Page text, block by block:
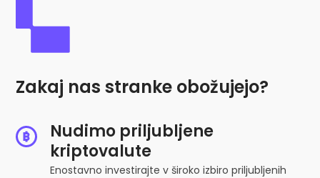
Zakaj nas stranke obožujejo?
Nudimo priljubljene
kriptovalute
Enostavno investirajte v široko izbiro priljubljenih